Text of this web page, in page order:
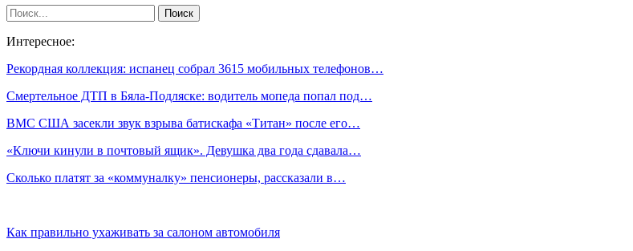
Интересное:
Рекордная коллекция: испанец собрал 3615 мобильных телефонов…
Смертельное ДТП в Бяла-Подляске: водитель мопеда попал под…
ВМС США засекли звук взрыва батискафа «Титан» после его…
«Ключи кинули в почтовый ящик». Девушка два года сдавала…
Сколько платят за «коммуналку» пенсионеры, рассказали в…
Как правильно ухаживать за салоном автомобиля